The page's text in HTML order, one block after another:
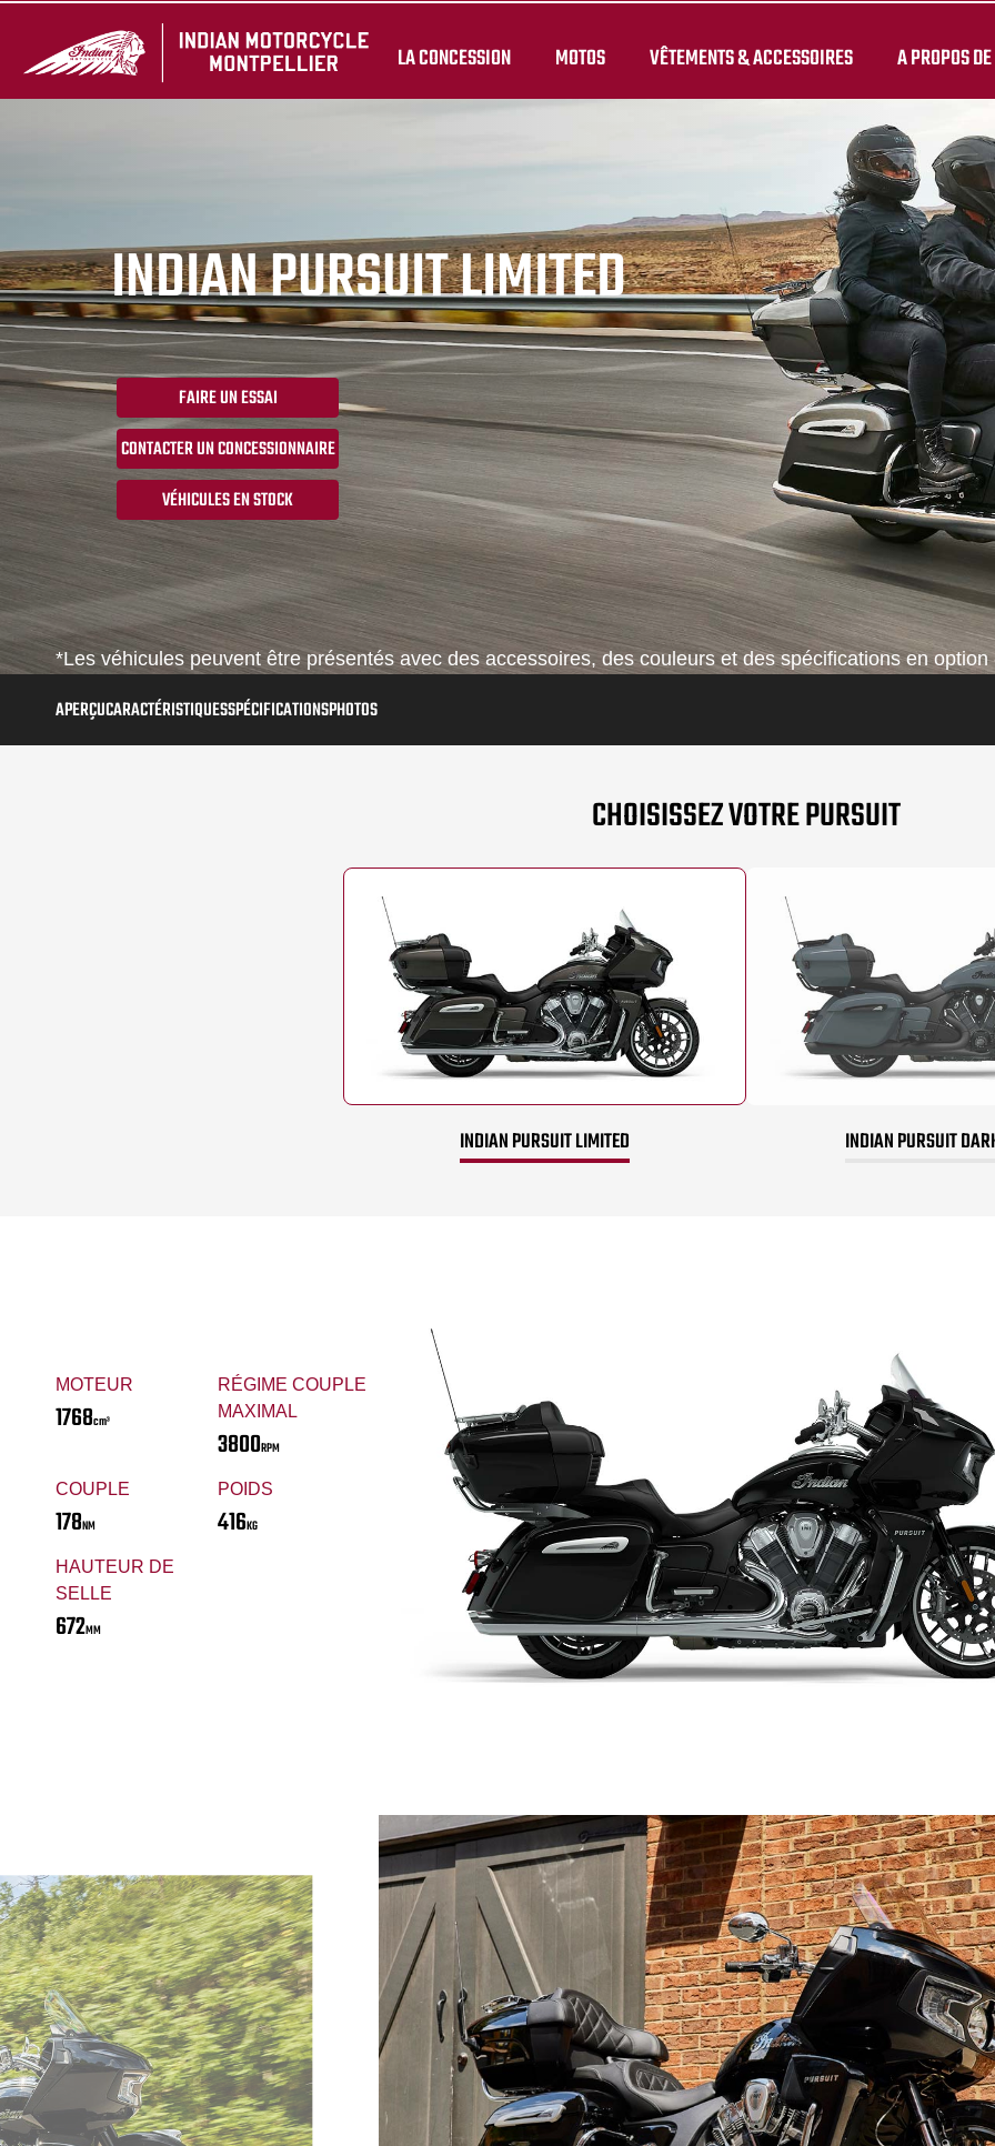
LA CONCESSION MOTOS VÊTEMENTS & ACCESSOIRES A PROPOS DE
INDIAN PURSUIT LIMITED
FAIRE UN ESSAI
CONTACTER UN CONCESSIONNAIRE
VÉHICULES EN STOCK
*Les véhicules peuvent être présentés avec des accessoires, des couleurs et des spécifications en
APERÇUCARACTÉRISTIQUESSPÉCIFICATIONSPHOTOS
CHOISISSEZ VOTRE PURSUIT
INDIAN PURSUIT LIMITED INDIAN PURSUIT
MOTEUR
1768cm³
RÉGIME COUPLE
MAXIMAL
3800RPM
COUPLE
178NM
POIDS
416KG
HAUTEUR DE
SELLE
672MM